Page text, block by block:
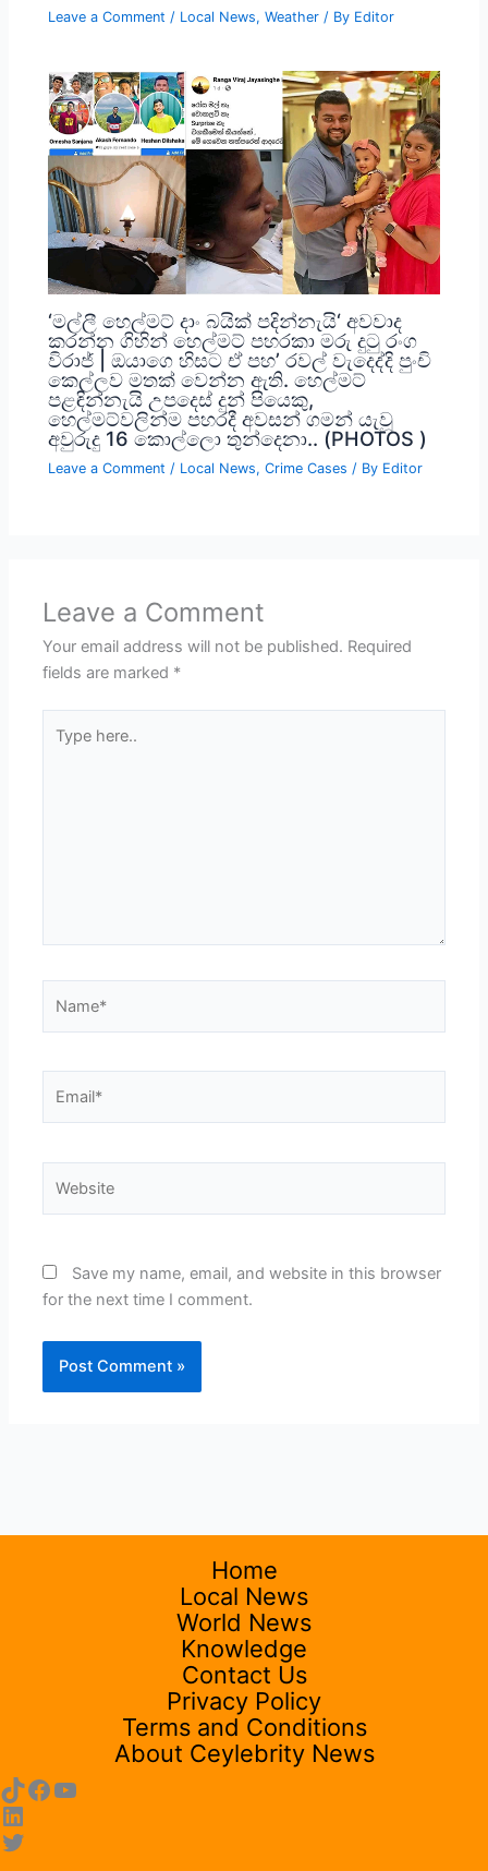
Leave a Comment / Local News,Weather / By Editor
‘මල්ලී හෙල්මට් දාං බයික් පදින්නැයි‘ අවවාද
කරන්න ගිහින් හෙල්මට් පහරකා මරු දුටු රංග
විරාජ් | ඔයාගෙ හිසට ඒ පහ’ රවල් වැදෙද්දි පුංචි
කෙල්ලව මතක් වෙන්න ඇති. හෙල්මට්
පළඳින්නැයි උපදෙස් දුන් පියෙකු,
හෙල්මට්වලින්ම පහරදී අවසන් ගමන් යැවූ
අවුරුදු 16 කොල්ලො තුන්දෙනා.. (PHOTOS )
Leave a Comment / Local News,Crime Cases / By Editor
Leave a Comment
Your email address will not be published. Required
fields are marked *
here..
Save my name, email, and website in this browser
for the next time I comment.
Home
Local News
World News
Knowledge
Contact Us
Privacy Policy
Terms and Conditions
About Ceylebrity News